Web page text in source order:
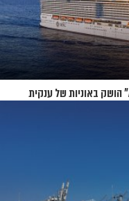
אחרי ש-170 אלף התנסו: שירות "קונסיירז' AI" הושק באוניות של ענקית